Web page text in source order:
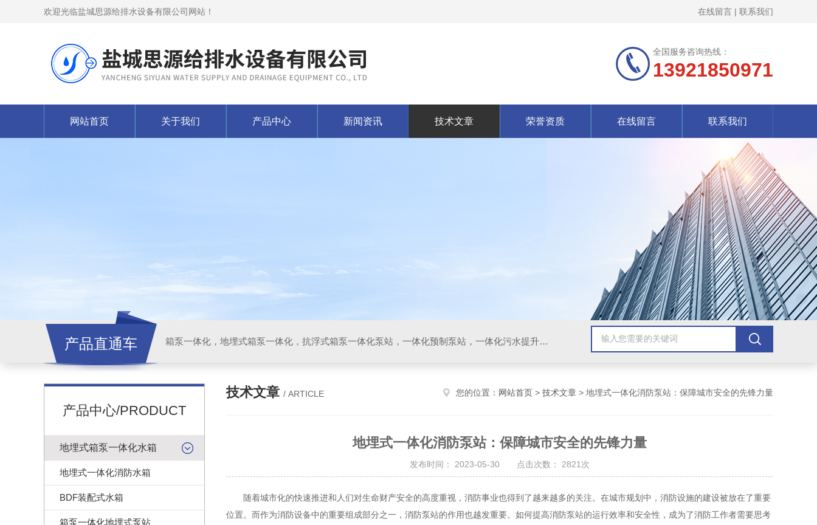
欢迎光临盐城思源给排水设备有限公司网站！ 在线留言 | 联系我们
全国服务咨询热线：
13921850971
网站首页 关于我们 产品中心 新闻资讯 技术文章 荣誉资质 在线留言 联系我们
产品直通车 箱泵一体化，地埋式箱泵一体化，抗浮式箱泵一体化泵站，一体化预制泵站，一体化污水提升泵站，玻璃钢一体化提升泵站，地埋式雨污水提升泵站
产品中心/PRODUCT
地埋式箱泵一体化水箱
地埋式一体化消防水箱
BDF装配式水箱
箱泵一体化地埋式泵站
技术文章 / ARTICLE 您的位置： 网站首页 > 技术文章 > 地埋式一体化消防泵站：保障城市安全的先锋力量
地埋式一体化消防泵站：保障城市安全的先锋力量
发布时间： 2023-05-30 点击次数： 2821次
随着城市化的快速推进和人们对生命财产安全的高度重视，消防事业也得到了越来越多的关注。在城市规划中，消防设施的建设被放在了重要
位置。而作为消防设备中的重要组成部分之一，消防泵站的作用也越发重要。如何提高消防泵站的运行效率和安全性，成为了消防工作者需要思考